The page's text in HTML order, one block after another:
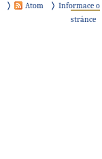
Atom
Informace o
stránce